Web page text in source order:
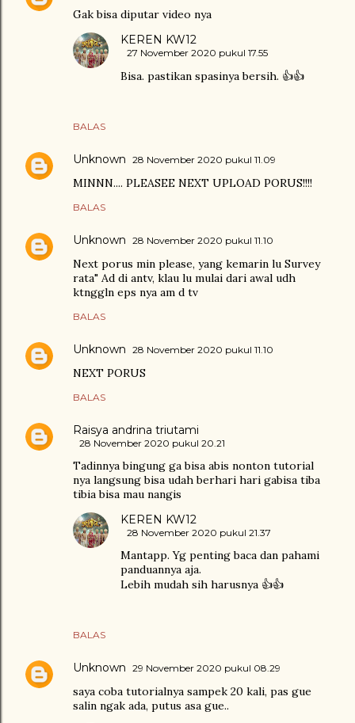
Gak bisa diputar video nya
BALAS
KEREN KW12
27 November 2020 pukul 17.55
Bisa. pastikan spasinya bersih. 👍👍
Unknown 28 November 2020 pukul 11.09
MINNN.... PLEASEE NEXT UPLOAD PORUS!!!!
BALAS
Unknown 28 November 2020 pukul 11.10
Next porus min please, yang kemarin lu Survey
rata" Ad di antv, klau lu mulai dari awal udh
ktnggln eps nya am d tv
BALAS
Unknown 28 November 2020 pukul 11.10
NEXT PORUS
BALAS
Raisya andrina triutami
28 November 2020 pukul 20.21
Tadinnya bingung ga bisa abis nonton tutorial
nya langsung bisa udah berhari hari gabisa tiba
tibia bisa mau nangis
BALAS
KEREN KW12
28 November 2020 pukul 21.37
Mantapp. Yg penting baca dan pahami
panduannya aja.
Lebih mudah sih harusnya 👍👍
Unknown 29 November 2020 pukul 08.29
saya coba tutorialnya sampek 20 kali, pas gue
salin ngak ada, putus asa gue..